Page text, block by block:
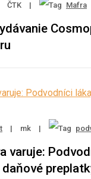
ČTK | Mafra
| mk |
varuje: